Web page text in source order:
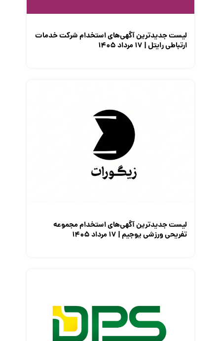
لیست جدیدترین آگهی‌های استخدام شرکت خدمات
ارتباطی رایتل | ۱۷ مرداد ۱۴۰۵
لیست جدیدترین آگهی‌های استخدام مجموعه
تفریحی ورزشی یوجیم | ۱۷ مرداد ۱۴۰۵